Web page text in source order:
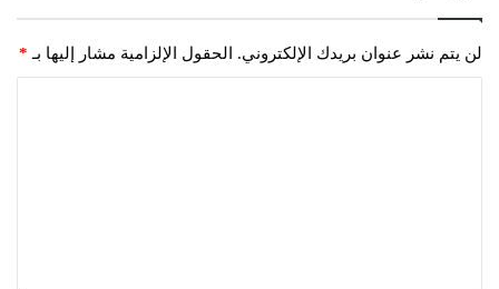
لن يتم نشر عنوان بريدك الإلكتروني. الحقول الإلزامية مشار إليها بـ *